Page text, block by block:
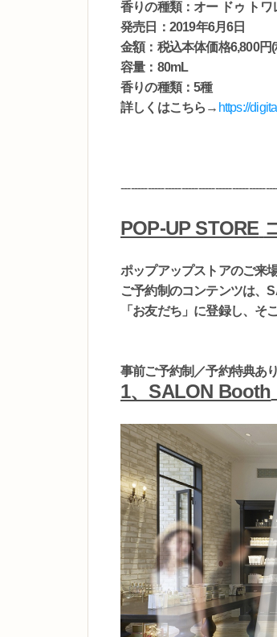
香りの種類：オー ドゥ
トワ
発売日： 2019年6月6日
金額：税込本体価格6,800円(
容量： 80mL
香りの種類：5種
詳しくはこちら→ https://
POP-UP STORE
ポップアップストアのご来
ご予約制のコンテンツは、
「 お友だち」に登録し、そ
事前ご予約制／予約特典あ
1、SALON Booth